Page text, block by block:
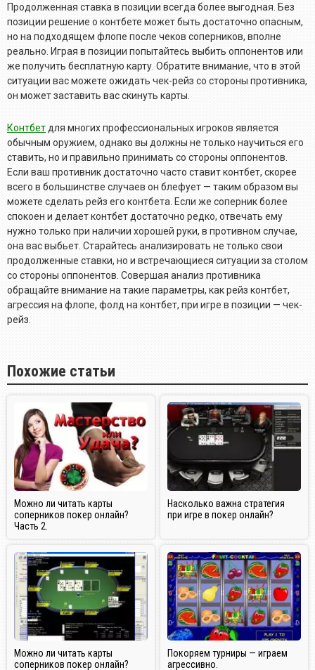
Продолженная ставка в позиции всегда более выгодная. Без
позиции решение о контбете может быть достаточно опасным,
но на подходящем флопе после чеков соперников, вполне
реально. Играя в позиции попытайтесь выбить оппонентов или
же получить бесплатную карту. Обратите внимание, что в этой
ситуации вас можете ожидать чек-рейз со стороны противника,
он может заставить вас скинуть карты.
Контбет для многих профессиональных игроков является
обычным оружием, однако вы должны не только научиться его
ставить, но и правильно принимать со стороны оппонентов.
Если ваш противник достаточно часто ставит контбет, скорее
всего в большинстве случаев он блефует — таким образом вы
можете сделать рейз его контбета. Если же соперник более
спокоен и делает контбет достаточно редко, отвечать ему
нужно только при наличии хорошей руки, в противном случае,
она вас выбьет. Старайтесь анализировать не только свои
продолженные ставки, но и встречающиеся ситуации за столом
со стороны оппонентов. Совершая анализ противника
обращайте внимание на такие параметры, как рейз контбет,
агрессия на флопе, фолд на контбет, при игре в позиции — чек-
рейз.
Похожие статьи
Можно ли читать карты
соперников покер онлайн?
Часть 2.
Насколько важна стратегия
при игре в покер онлайн?
Можно ли читать карты
соперников покер онлайн?
Покоряем турниры — играем
агрессивно.